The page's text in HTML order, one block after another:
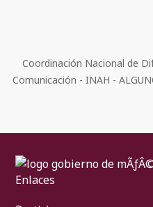
Coordinación Nacional de
Comunicación - INAH -
Enlaces